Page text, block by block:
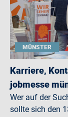
MÜNSTER
Karriere,
jobmesse
Wer auf der
sollte sich den